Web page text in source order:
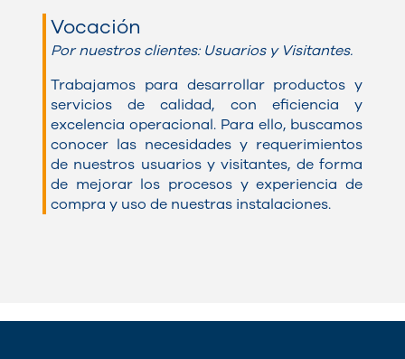
Vocación
Por nuestros clientes: Usuarios y Visitantes.
Trabajamos para desarrollar productos y
servicios de calidad, con eficiencia y
excelencia operacional. Para ello, buscamos
conocer las necesidades y requerimientos
de nuestros usuarios y visitantes, de forma
de mejorar los procesos y experiencia de
compra y uso de nuestras instalaciones.